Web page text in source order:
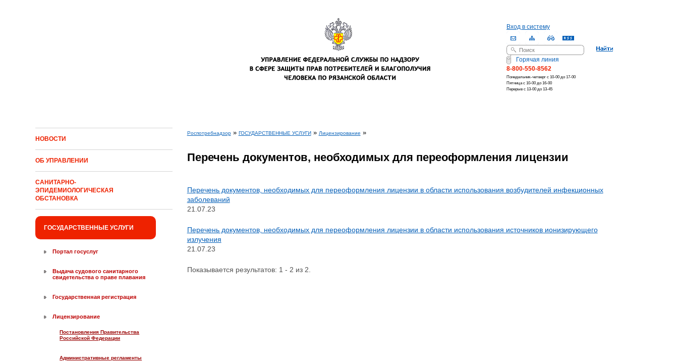
Вход в систему
Форма поиска
Поиск
Горячая линия
8-800-550-8562
Понедельник-четверг с 10-00 до 17-00
Пятница с 10-00 до 16-00
Перерыв с 13-00 до 13-45
НОВОСТИ
ОБ УПРАВЛЕНИИ
САНИТАРНО-
ЭПИДЕМИОЛОГИЧЕСКАЯ
ОБСТАНОВКА
ГОСУДАРСТВЕННЫЕ УСЛУГИ
Портал госуслуг
Выдача судового санитарного
свидетельства о праве плавания
Государственная регистрация
Лицензирование
Постановления Правительства
Российской Федерации
Административные регламенты
Роспотребнадзор » ГОСУДАРСТВЕННЫЕ УСЛУГИ » Лицензирование »
Перечень документов, необходимых для переоформления лицензии
Перечень документов, необходимых для переоформления лицензии в области использования возбудителей инфекционных
заболеваний
21.07.23
Перечень документов, необходимых для переоформления лицензии в области использования источников ионизирующего
излучения
21.07.23
Показывается результатов: 1 - 2 из 2.